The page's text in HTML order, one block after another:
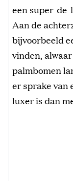
een super-
Aan de
bijvoorbeeld
vinden,
palmbomen
er sprake van
luxer is dan